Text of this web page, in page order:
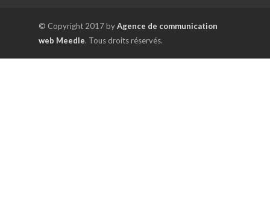
© Copyright 2017 byAgence de communication
web Meedle. Tous droits réservés.